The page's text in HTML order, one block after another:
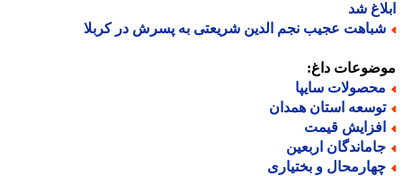
شد
عجیب نجم الدین شریعتی به پسرش در کربلا
داغ:
سایپا
استان همدان
قیمت
اربعین
و بختیاری